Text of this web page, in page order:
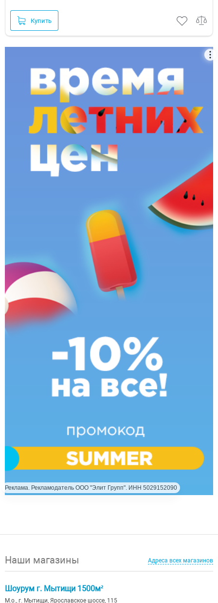
Купить
Реклама. Рекламодатель ООО "Элит Групп". ИНН 5029152090
Наши магазины Адреса всех магазинов
Шоурум г. Мытищи 1500м²
М.о., г. Мытищи, Ярославское шоссе, 115